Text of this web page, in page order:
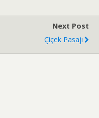
Next Post
Çiçek Pasajı